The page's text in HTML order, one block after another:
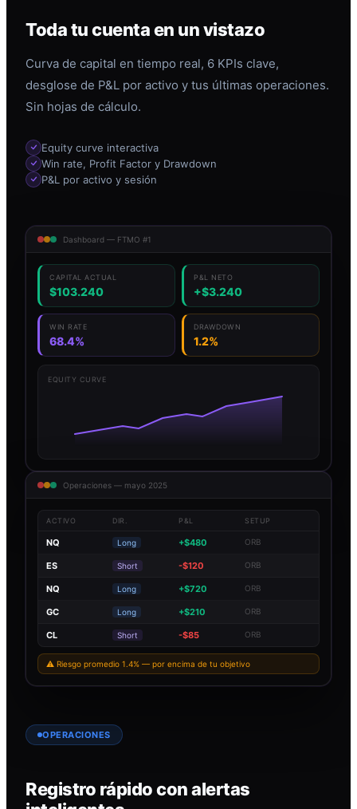
Toda tu cuenta en un vistazo
Curva de capital en tiempo real, 6 KPIs clave,
desglose de P&L por activo y tus últimas operaciones.
Sin hojas de cálculo.
Equity curve interactiva
Win rate, Profit Factor y Drawdown
P&L por activo y sesión
Dashboard — FTMO #1
CAPITAL ACTUAL
$103.240
P&L NETO
+$3.240
WIN RATE
68.4%
DRAWDOWN
1.2%
EQUITY CURVE
Operaciones — mayo 2025
ACTIVO DIR. P&L SETUP
NQ Long +$480 ORB
ES Short -$120 ORB
NQ Long +$720 ORB
GC Long +$210 ORB
CL Short -$85 ORB
⚠ Riesgo promedio 1.4% — por encima de tu objetivo
OPERACIONES
Registro rápido con alertas